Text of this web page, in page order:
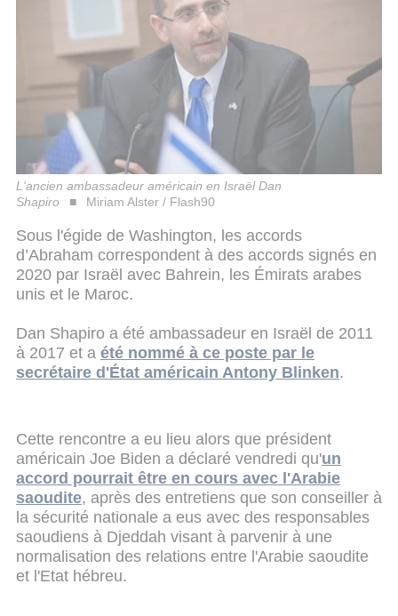
L'ancien ambassadeur américain en Israël Dan
Shapiro
Miriam Alster / Flash90
Sous l'égide de Washington, les accords
d’Abraham correspondent à des accords signés en
2020 par Israël avec Bahrein, les Émirats arabes
unis et le Maroc.
Dan Shapiro a été ambassadeur en Israël de 2011
à 2017 et a été nommé à ce poste par le
secrétaire d'État américain Antony Blinken.
Cette rencontre a eu lieu alors que président
américain Joe Biden a déclaré vendredi qu'un
accord pourrait être en cours avec l'Arabie
saoudite, après des entretiens que son conseiller à
la sécurité nationale a eus avec des responsables
saoudiens à Djeddah visant à parvenir à une
normalisation des relations entre l'Arabie saoudite
et l'Etat hébreu.